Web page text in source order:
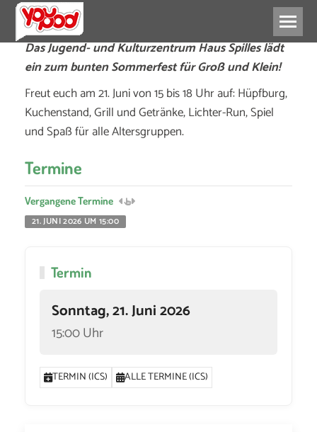
Das Jugend- und Kulturzentrum Haus Spilles lädt
ein zum bunten Sommerfest für Groß und Klein!
Freut euch am 21. Juni von 15 bis 18 Uhr auf: Hüpfburg,
Kuchenstand, Grill und Getränke, Lichter-Run, Spiel
und Spaß für alle Altersgruppen.
Termine
Vergangene Termine
21. JUNI 2026 UM 15:00
Termin
Sonntag, 21. Juni 2026
15:00 Uhr
TERMIN (ICS) ALLE TERMINE (ICS)